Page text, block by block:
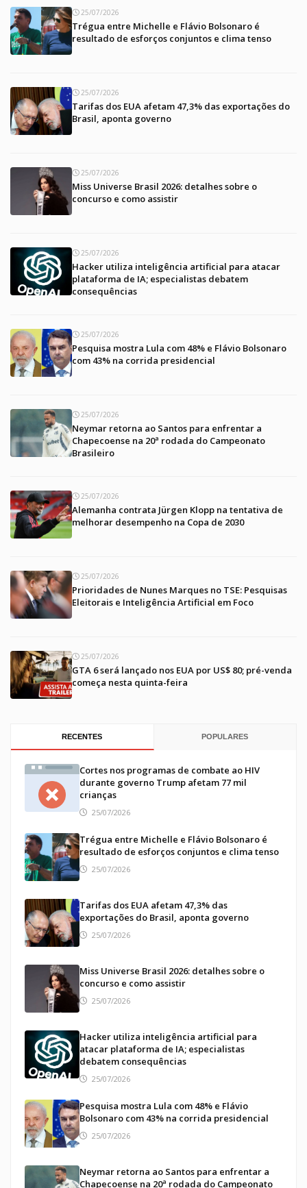
25/07/2026
Trégua entre Michelle e Flávio Bolsonaro é
resultado de esforços conjuntos e clima tenso
25/07/2026
Tarifas dos EUA afetam 47,3% das exportações do
Brasil, aponta governo
25/07/2026
Miss Universe Brasil 2026: detalhes sobre o
concurso e como assistir
25/07/2026
Hacker utiliza inteligência artificial para atacar
plataforma de IA; especialistas debatem
consequências
25/07/2026
Pesquisa mostra Lula com 48% e Flávio Bolsonaro
com 43% na corrida presidencial
25/07/2026
Neymar retorna ao Santos para enfrentar a
Chapecoense na 20ª rodada do Campeonato
Brasileiro
25/07/2026
Alemanha contrata Jürgen Klopp na tentativa de
melhorar desempenho na Copa de 2030
25/07/2026
Prioridades de Nunes Marques no TSE: Pesquisas
Eleitorais e Inteligência Artificial em Foco
25/07/2026
GTA 6 será lançado nos EUA por US$ 80; pré-venda
começa nesta quinta-feira
RECENTES POPULARES
Cortes nos programas de combate ao HIV
durante governo Trump afetam 77 mil
crianças
25/07/2026
Trégua entre Michelle e Flávio Bolsonaro é
resultado de esforços conjuntos e clima tenso
25/07/2026
Tarifas dos EUA afetam 47,3% das
exportações do Brasil, aponta governo
25/07/2026
Miss Universe Brasil 2026: detalhes sobre o
concurso e como assistir
25/07/2026
Hacker utiliza inteligência artificial para
atacar plataforma de IA; especialistas
debatem consequências
25/07/2026
Pesquisa mostra Lula com 48% e Flávio
Bolsonaro com 43% na corrida presidencial
25/07/2026
Neymar retorna ao Santos para enfrentar a
Chapecoense na 20ª rodada do Campeonato